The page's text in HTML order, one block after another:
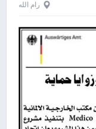
رام الله